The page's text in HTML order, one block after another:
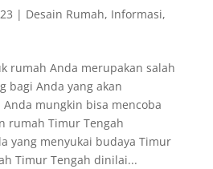
| Desain Rumah, Informasi,
rumah Anda merupakan salah
bagi Anda yang akan
mungkin bisa mencoba
rumah Timur Tengah
yang menyukai budaya Timur
Timur Tengah dinilai...